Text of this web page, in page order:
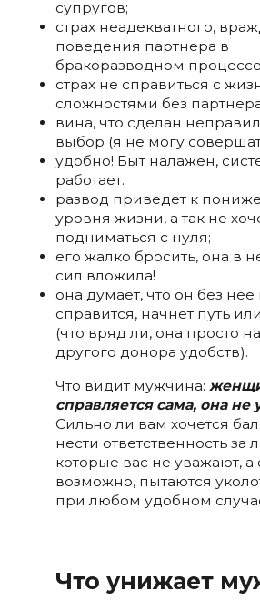
супругов;
страх неадекватного,
поведения партнера в
бракоразводном
страх не справиться с
сложностями без
вина, что сделан
выбор (я не могу
удобно! Быт налажен,
работает.
развод приведет к
уровня жизни, а так не
подниматься с нуля;
его жалко бросить, она в
сил вложила!
она думает, что он без нее
справится, начнет путь
(что вряд ли, она просто
другого донора удобств).
Что видит мужчина:
справляется сама, она не
Сильно ли вам хочется
нести ответственность за
которые вас не уважают, а
возможно, пытаются
при любом удобном
Что унижает